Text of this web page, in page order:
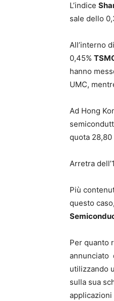
L’indice
sale dello
All’interno
0,45%
hanno
UMC,
Ad Hong
quota 28,80
Arretra
Più
questo
Per quanto
annunciato
utilizzando
sulla sua